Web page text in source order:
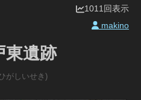
1011回表示
makino
東遺跡
がしいせき)